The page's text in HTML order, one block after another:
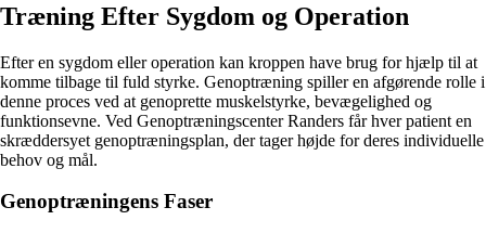
Træning Efter Sygdom og Operation
Efter en sygdom eller operation kan kroppen have brug for hjælp til at
komme tilbage til fuld styrke. Genoptræning spiller en afgørende rolle i
denne proces ved at genoprette muskelstyrke, bevægelighed og
funktionsevne. Ved Genoptræningscenter Randers får hver patient en
skræddersyet genoptræningsplan, der tager højde for deres individuelle
behov og mål.
Genoptræningens Faser